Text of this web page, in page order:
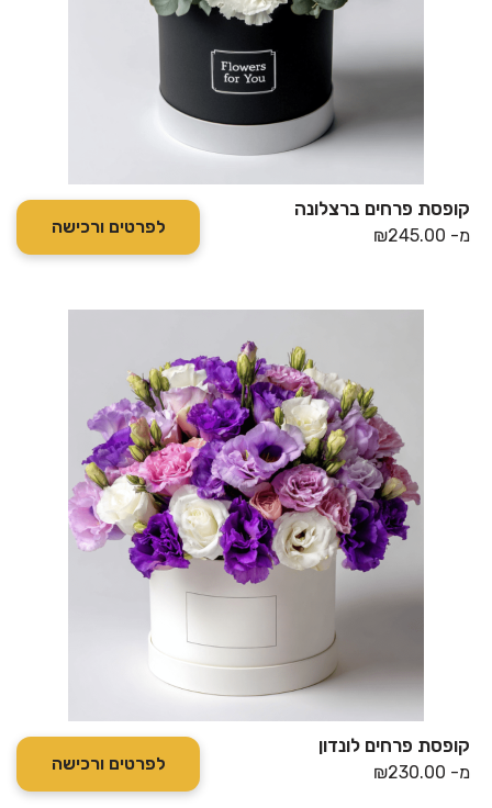
קופסת פרחים ברצלונה
מ- ₪245.00 לפרטים ורכישה
קופסת פרחים לונדון
מ- ₪230.00 לפרטים ורכישה